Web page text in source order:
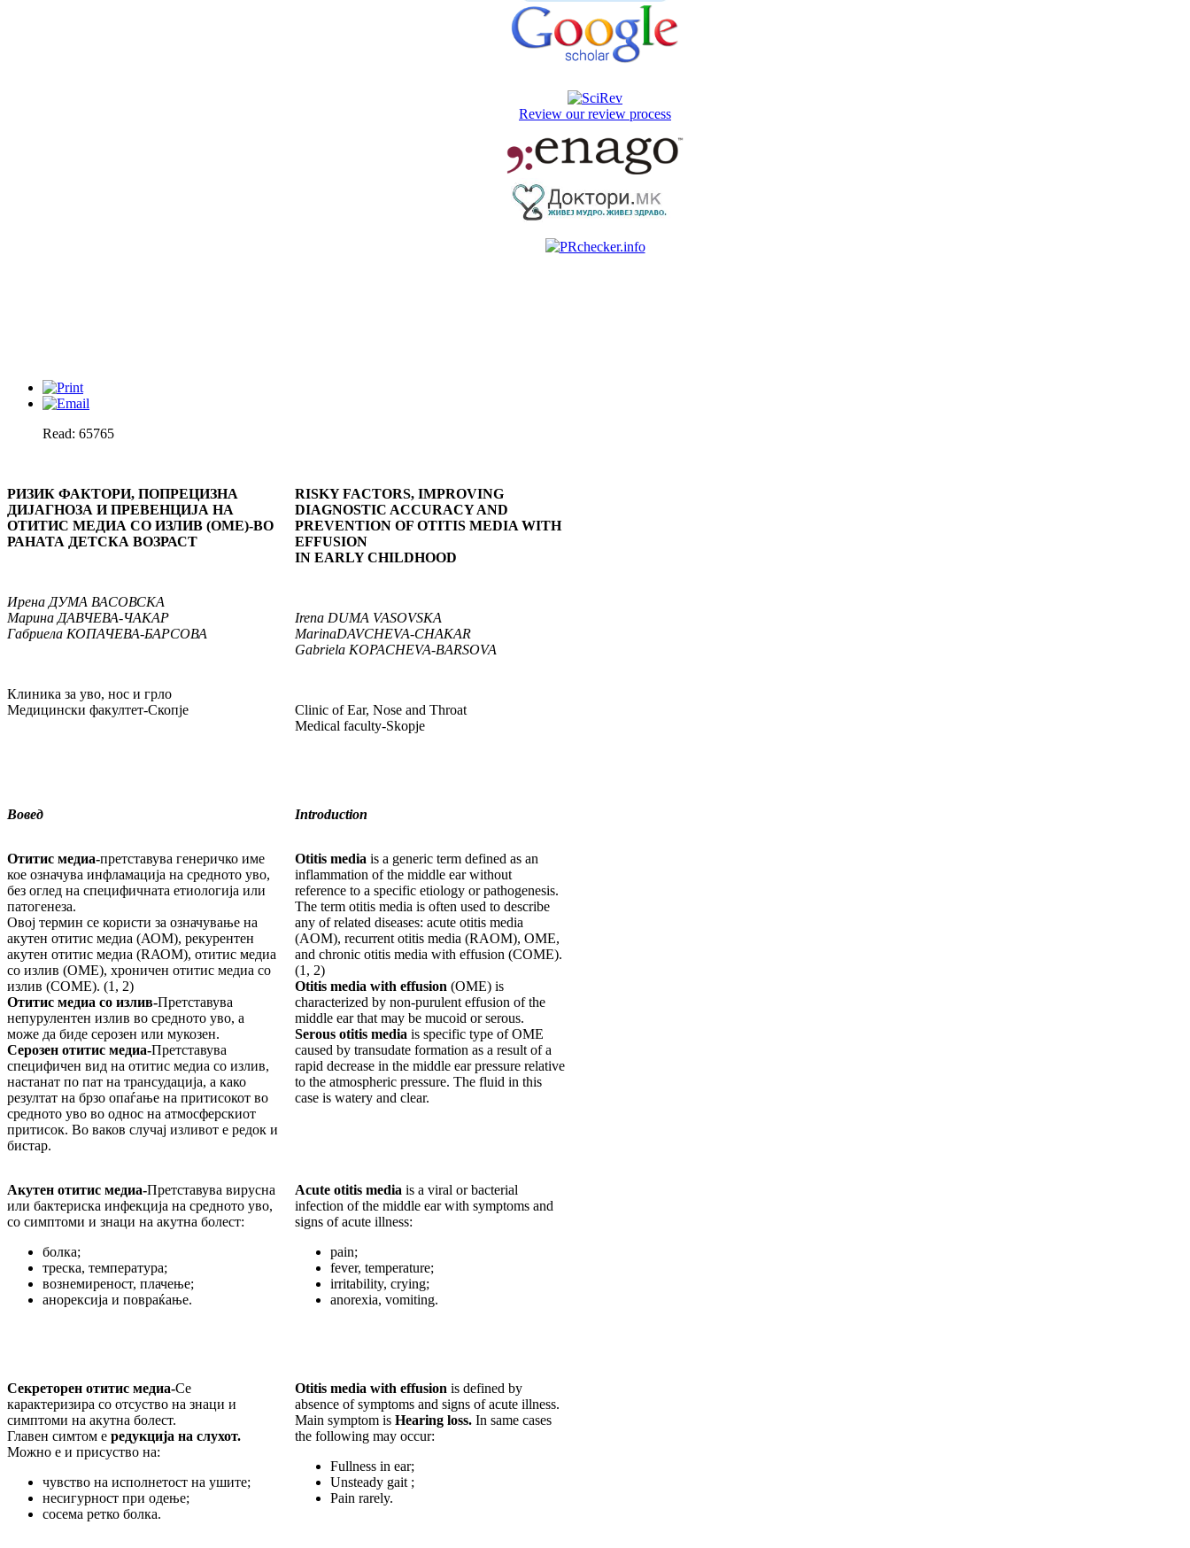
Review our review process
Read: 65765
РИЗИК ФАКТОРИ, ПОПРЕЦИЗНА
ДИЈАГНОЗА И ПРЕВЕНЦИЈА НА
ОТИТИС МЕДИА СО ИЗЛИВ (ОМЕ)-ВО
РАНАТА ДЕТСКА ВОЗРАСТ
Ирена ДУМА ВАСОВСКА
Марина ДАВЧЕВА-ЧАКАР
Габриела КОПАЧЕВА-БАРСОВА
Клиника за уво, нос и грло
Медицински факултет-Скопје
RISKY FACTORS, IMPROVING
DIAGNOSTIC ACCURACY AND
PREVENTION OF OTITIS MEDIA WITH
EFFUSION
IN EARLY CHILDHOOD
Irena DUMA VASOVSKA
MarinaDAVCHEVA-CHAKAR
Gabriela KOPACHEVA-BARSOVA
Clinic of Ear, Nose and Throat
Medical faculty-Skopje
Вовед Introduction
Отитис медиа-претставува генеричко име
кое означува инфламација на средното уво,
без оглед на специфичната етиологија или
патогенеза.
Овој термин се користи за означување на
акутен отитис медиа (АОМ), рекурентен
акутен отитис медиа (RАОМ), отитис медиа
со излив (ОМЕ), хроничен отитис медиа со
излив (CОМЕ). (1, 2)
Отитис медиа со излив-Претставува
непурулентен излив во средното уво, а
може да биде серозен или мукозен.
Серозен отитис медиа-Претставува
специфичен вид на отитис медиа со излив,
настанат по пат на трансудација, а како
резултат на брзо опаѓање на притисокот во
средното уво во однос на атмосферскиот
притисок. Во ваков случај изливот е редок и
бистар.
Otitis media is a generic term defined as an
inflammation of the middle ear without
reference to a specific etiology or pathogenesis.
The term otitis media is often used to describe
any of related diseases: acute otitis media
(AOM), recurrent otitis media (RAOM), OME,
and chronic otitis media with effusion (COME).
(1, 2)
Otitis media with effusion (OME) is
characterized by non-purulent effusion of the
middle ear that may be mucoid or serous.
Serous otitis media is specific type of OME
caused by transudate formation as a result of a
rapid decrease in the middle ear pressure relative
to the atmospheric pressure. The fluid in this
case is watery and clear.
Акутен отитис медиа-Претставува вирусна
или бактериска инфекција на средното уво,
со симптоми и знаци на акутна болест:
болка;
треска, температура;
вознемиреност, плачење;
анорексија и повраќање.
Acute otitis media is a viral or bacterial
infection of the middle ear with symptoms and
signs of acute illness:
pain;
fever, temperature;
irritability, crying;
anorexia, vomiting.
Секреторен отитис медиа-Се
карактеризира со отсуство на знаци и
симптоми на акутна болест.
Главен симтом е редукција на слухот.
Можно е и присуство на:
чувство на исполнетост на ушите;
несигурност при одење;
сосема ретко болка.
Otitis media with effusion is defined by
absence of symptoms and signs of acute illness.
Main symptom is Hearing loss. In same cases
the following may occur:
Fullness in ear;
Unsteady gait ;
Pain rarely.